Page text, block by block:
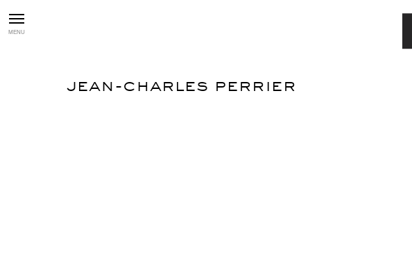
MENU
JEAN-CHARLES PERRIER